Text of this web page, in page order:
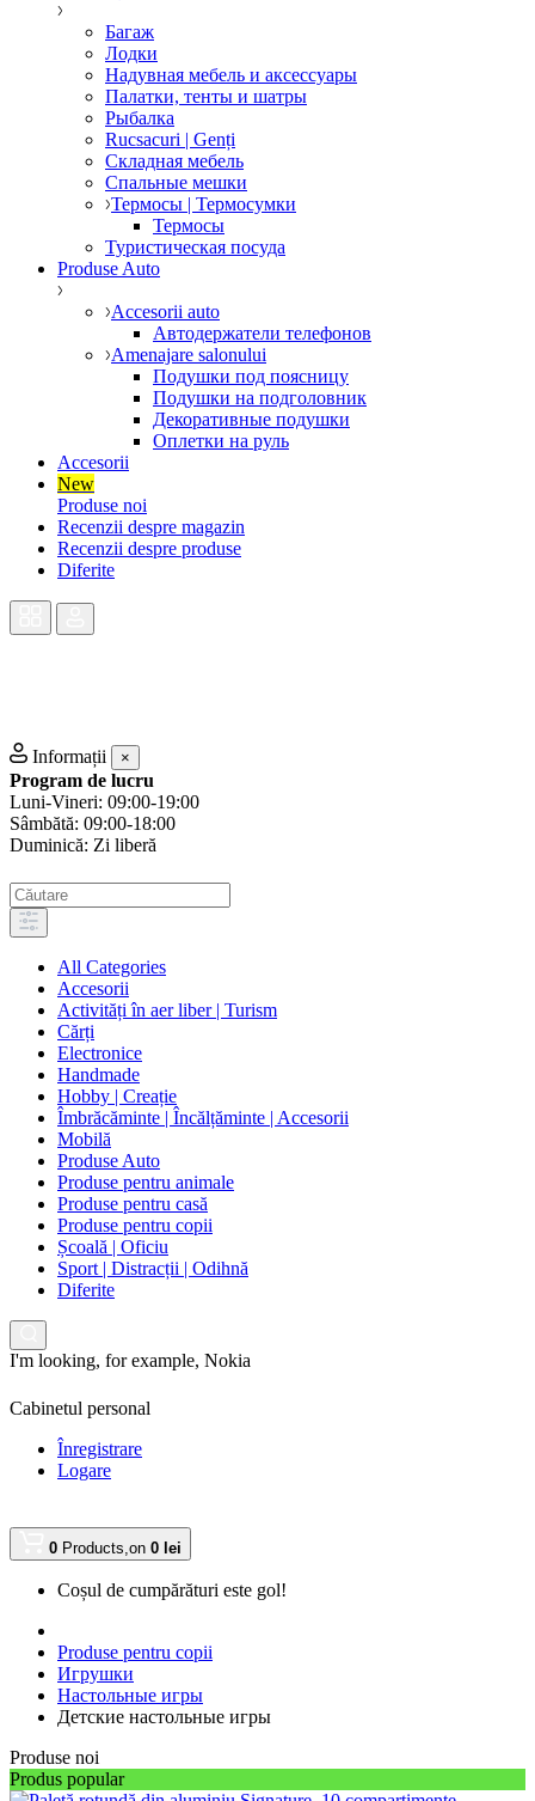
Багаж
Лодки
Надувная мебель и аксессуары
Палатки, тенты и шатры
Рыбалка
Rucsacuri | Genți
Складная мебель
Спальные мешки
Термосы | Термосумки
Термосы
Туристическая посуда
Produse Auto
Accesorii auto
Автодержатели телефонов
Amenajare salonului
Подушки под поясницу
Подушки на подголовник
Декоративные подушки
Оплетки на руль
Accesorii
New
Produse noi
Recenzii despre magazin
Recenzii despre produse
Diferite
Informații ×
Program de lucru
Luni-Vineri: 09:00-19:00
Sâmbătă: 09:00-18:00
Duminică: Zi liberă
All Categories
Accesorii
Activități în aer liber | Turism
Cărți
Electronice
Handmade
Hobby | Creație
Îmbrăcăminte | Încălțăminte | Accesorii
Mobilă
Produse Auto
Produse pentru animale
Produse pentru casă
Produse pentru copii
Școală | Oficiu
Sport | Distracții | Odihnă
Diferite
I'm looking, for example, Nokia
Cabinetul personal
Înregistrare
Logare
0 Products,on 0 lei
Coșul de cumpărături este gol!
Produse pentru copii
Игрушки
Настольные игры
Детские настольные игры
Produse noi
Produs popular